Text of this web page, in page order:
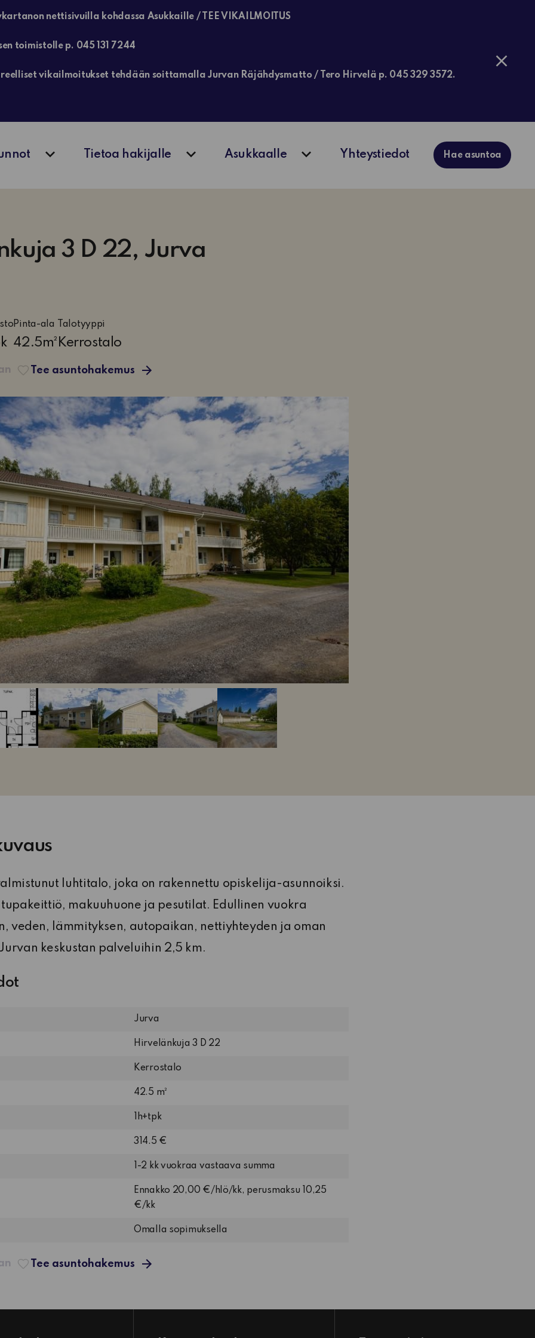
nettisivuilla kohdassa Asukkaille / TEE VIKAILMOITUS
toimistolle p. 045 131 7244
vikailmoitukset tehdään soittamalla Jurvan Räjähdysmatto / Tero Hirvelä p. 045 329 3572.
Tietoa hakijalle
Asukkaalle
Yhteystiedot Hae asuntoa
3 D 22, Jurva
Pinta-ala
42.5m²
Talotyyppi
Kerrostalo
Tee asuntohakemus
luhtitalo, joka on rakennettu opiskelija-asunnoiksi.
tupakeittiö, makuuhuone ja pesutilat. Edullinen vuokra
veden, lämmityksen, autopaikan, nettiyhteyden ja oman
keskustan palveluihin 2,5 km.
Jurva
Hirvelänkuja 3 D 22
Kerrostalo
42.5 m²
1h+tpk
314.5 €
1-2 kk vuokraa vastaava summa
Ennakko 20,00 €/hlö/kk, perusmaksu 10,25
€/kk
Omalla sopimuksella
Tee asuntohakemus